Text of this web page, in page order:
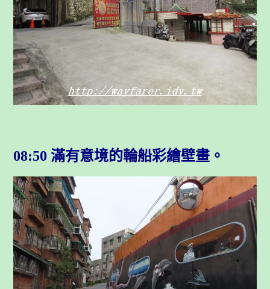
08:50 滿有意境的輪船彩繪壁畫。